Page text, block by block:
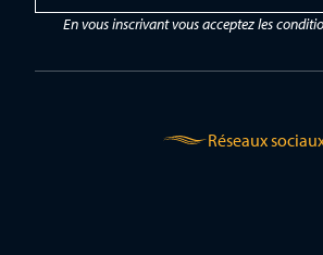
a
*
En vous inscrivant vous acceptez les
Réseaux